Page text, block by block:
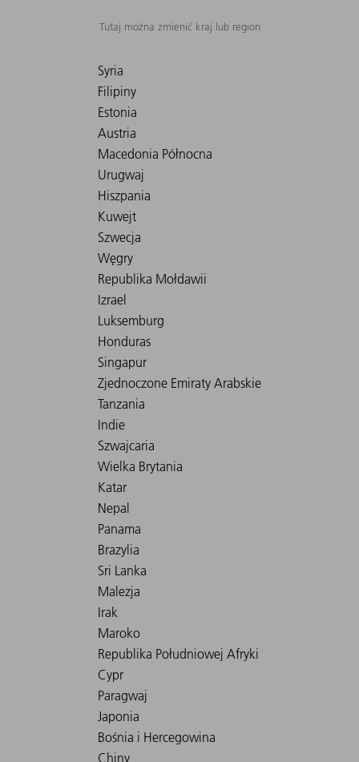
Tutaj można zmienić kraj lub region